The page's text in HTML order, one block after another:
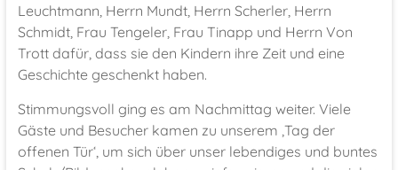
Leuchtmann, Herrn Mundt, Herrn Scherler, Herrn
Schmidt, Frau Tengeler, Frau Tinapp und Herrn Von
Trott dafür, dass sie den Kindern ihre Zeit und eine
Geschichte geschenkt haben.
Stimmungsvoll ging es am Nachmittag weiter. Viele
Gäste und Besucher kamen zu unserem ‚Tag der
offenen Tür‘, um sich über unser lebendiges und buntes